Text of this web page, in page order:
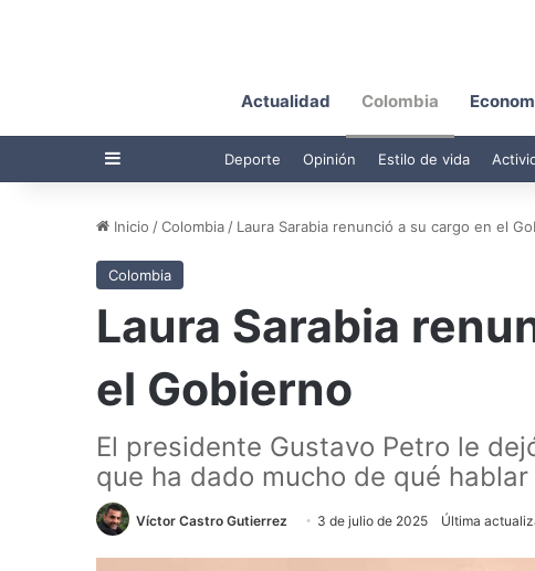
Actualidad Colombia
Barra lateral Deporte Opinión Estilo de vida
Inicio /Colombia / Laura Sarabia renunció a su cargo en el
Colombia
Laura Sarabia
el Gobierno
El presidente Gustavo Petro le
que ha dado mucho de qué hablar
Víctor Castro Gutierrez 3 de julio de 2025 Última